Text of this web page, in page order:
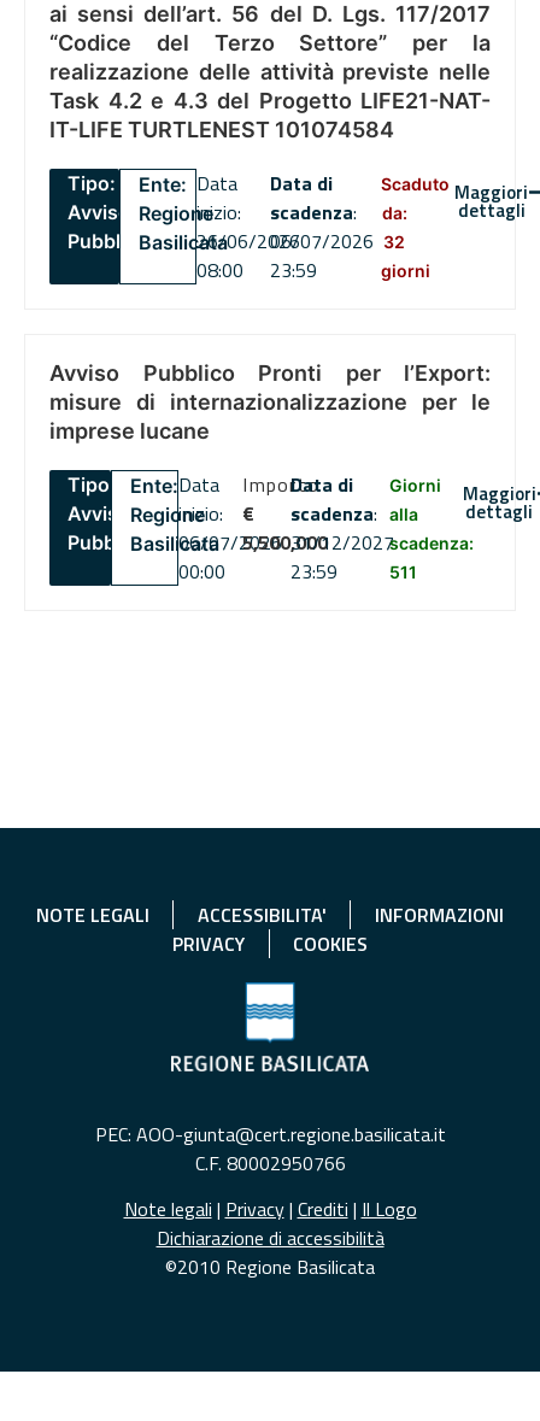
ai sensi dell’art. 56 del D. Lgs. 117/2017
“Codice del Terzo Settore” per la
realizzazione delle attività previste nelle
Task 4.2 e 4.3 del Progetto LIFE21-NAT-
IT-LIFE TURTLENEST 101074584
Tipo:
Avviso
Pubblico
Ente:
Regione
Basilicata
Data
inizio:
26/06/2026
08:00
Data di
scadenza:
06/07/2026
23:59
Scaduto
da:
32
giorni
Maggiori
dettagli
Avviso Pubblico Pronti per l’Export:
misure di internazionalizzazione per le
imprese lucane
Tipo:
Avviso
Pubblico
Ente:
Regione
Basilicata
Data
inizio:
06/07/2026
00:00
Importo
€
5,500,000
Data di
scadenza:
31/12/2027
23:59
Giorni
alla
scadenza:
511
Maggiori
dettagli
NOTE LEGALI ACCESSIBILITA'
INFORMAZIONI
PRIVACY
COOKIES
PEC: AOO-giunta@cert.regione.basilicata.it
C.F. 80002950766
Note legali | Privacy| Crediti | Il Logo
Dichiarazione di accessibilità
©2010 Regione Basilicata